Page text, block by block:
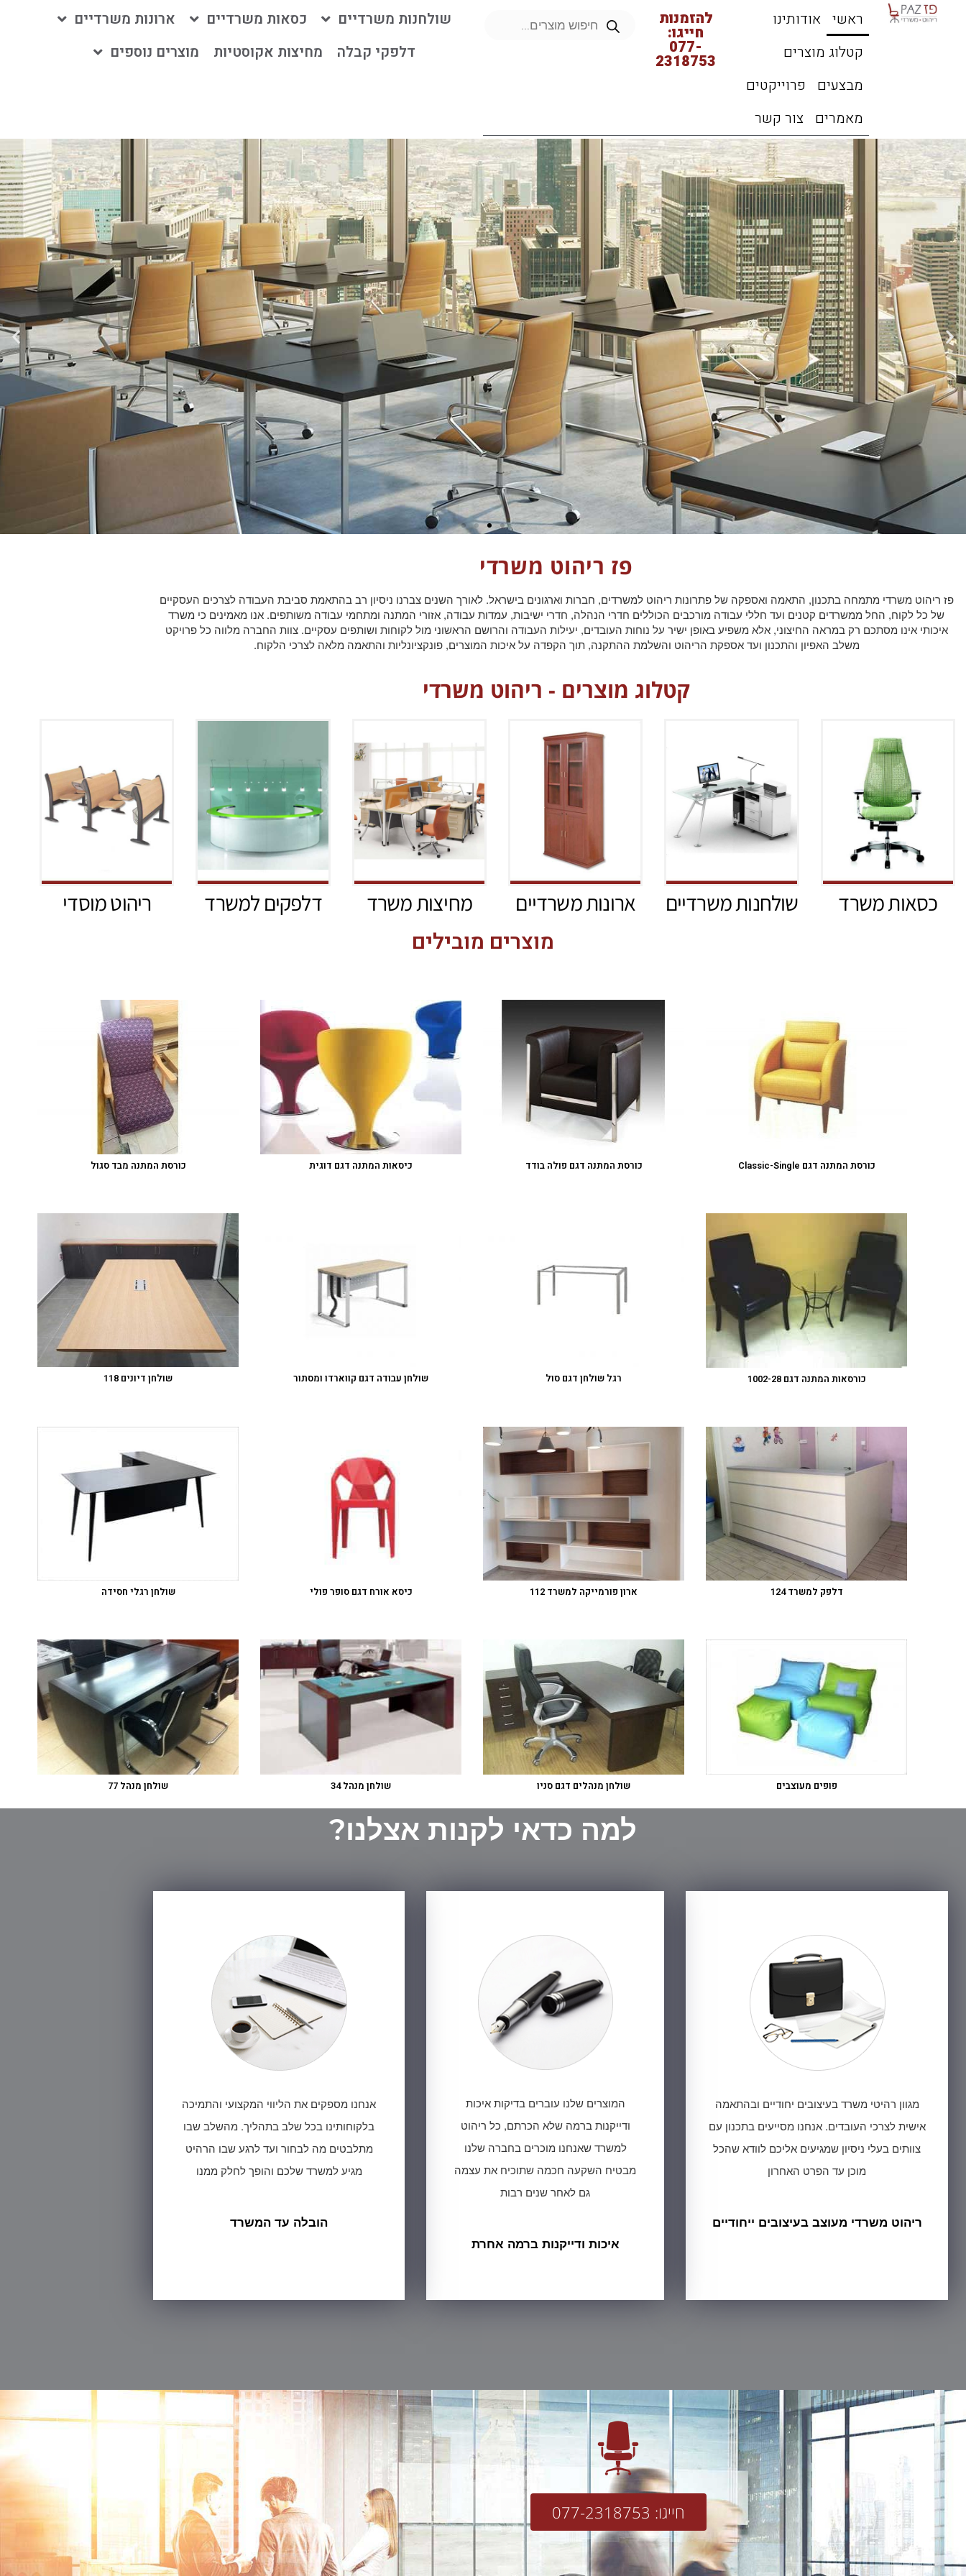
ראשי אודותינו
קטלוג מוצרים
מבצעים
פרוייקטים
מאמרים צור קשר
להזמנות
חייגו:
077-
2318753
שולחנות משרדיים כסאות משרדיים
ארונות משרדיים
דלפקי קבלה
מחיצות אקוסטיות מוצרים נוספים
כסאות מנהלים, כסאות אורח וחדרי ישיבות,
כסאות וכורסאות המתנה ועוד
פז ריהוט משרדי
פז ריהוט משרדי מתמחה בתכנון, התאמה ואספקה של פתרונות ריהוט למשרדים, חברות וארגונים בישראל. לאורך השנים צברנו ניסיון רב בהתאמת סביבת העבודה לצרכים העסקיים
של כל לקוח, החל ממשרדים קטנים ועד חללי עבודה מורכבים הכוללים חדרי הנהלה, חדרי ישיבות, עמדות עבודה, אזורי המתנה ומתחמי עבודה משותפים. אנו מאמינים כי משרד
איכותי אינו מסתכם רק במראה החיצוני, אלא משפיע באופן ישיר על נוחות העובדים, יעילות העבודה והרושם הראשוני מול לקוחות ושותפים עסקיים. צוות החברה מלווה כל פרויקט
משלב האפיון והתכנון ועד אספקת הריהוט והשלמת ההתקנה, תוך הקפדה על איכות המוצרים, פונקציונליות והתאמה מלאה לצרכי הלקוח.
קטלוג מוצרים - ריהוט משרדי
כסאות משרד שולחנות משרדיים ארונות משרדיים מחיצות משרד דלפקים למשרד ריהוט מוסדי
מוצרים מובילים
כורסת המתנה דגם Classic-Single כורסת המתנה דגם פולה בודד כיסאות המתנה דגם דוגית כורסת המתנה מבד סגול
כורסאות המתנה דגם 1002-28 רגל שולחן דגם סול שולחן עבודה דגם קווארדו ומסתור שולחן דיונים 118
דלפק למשרד 124 ארון פורמייקה למשרד 112 כיסא אורח דגם סופר פולי שולחן רגלי חסידה
פופים מעוצבים שולחן מנהלים דגם סניו שולחן מנהל 34 שולחן מנהל 77
למה כדאי לקנות אצלנו?
מגוון רהיטי משרד בעיצובים יחודיים ובהתאמה
אישית לצרכי העובדים. אנחנו מסייעים בתכנון עם
צוותים בעלי ניסיון שמגיעים אליכם לוודא שהכל
מוכן עד הפרט האחרון
ריהוט משרדי מעוצב בעיצובים ייחודיים
המוצרים שלנו עוברים בדיקות איכות
ודייקנות ברמה שלא הכרתם, כל ריהוט
למשרד שאנחנו מוכרים בחברה שלנו
מבטיח השקעה חכמה שתוכיח את עצמה
גם לאחר שנים רבות
איכות ודייקנות ברמה אחרת
אנחנו מספקים את הליווי המקצועי והתמיכה
בלקוחותינו בכל שלב בתהליך. מהשלב שבו
מתלבטים מה לבחור ועד לרגע שבו הרהיט
מגיע למשרד שלכם והופך לחלק ממנו
הובלה עד המשרד
חייגו: 077-2318753